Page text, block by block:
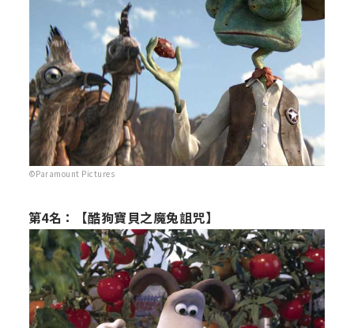
©Paramount Pictures
第4名：【酷狗寶貝之魔兔詛咒】